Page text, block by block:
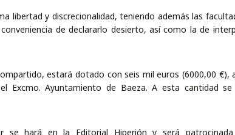
libertad y discrecionalidad, teniendo además las
de declararlo desierto, así como la de
estará dotado con seis mil euros (6000,00 €),
Excmo. Ayuntamiento de Baeza. A esta cantidad
se hará en la Editorial Hiperión y será